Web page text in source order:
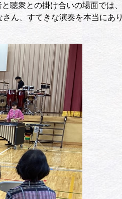
聴衆との掛け合いの場面では、
ん、すてきな演奏を本当にあり